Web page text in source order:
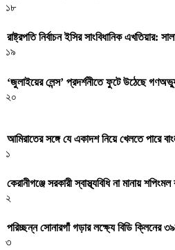
১৮
রাষ্ট্রপতি নির্বাচন ইসির সাংবিধানিক এখতিয়ার:
১৯
‘জুলাইয়ের লেন্স’ প্রদর্শনীতে ফুটে উঠেছে
২০
আমিরাতের সঙ্গে যে একাদশ নিয়ে খেলতে পারে
১
কেরানীগঞ্জে সরকারী স্বাস্থ্যবিধি না মানায়
২
পরিচ্ছন্ন সোনারগাঁ গড়ার লক্ষ্যে বিডি ক্লিনের
৩